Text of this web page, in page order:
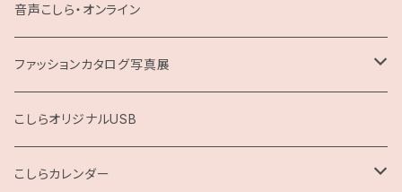
お題回答Tシャツ
音声こしら・オンライン
ファッションカタログ写真展
展示用A4サイズ
2L版
こしらオリジナルUSB
こしらカレンダー